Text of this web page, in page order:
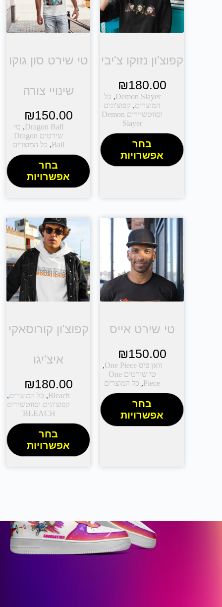
קפוצ'ון נזוקו צ'יבי
₪180.00
Demon Slayer
, כל
המוצרים, קפוצ'ונים
וסווטשיירים Demon
Slayer
בחר
אפשרויות
טי שירט סון גוקו
שינויי צורה
₪150.00
Dragon Ball
, טי
שירטים Dragon
Ball
, כל המוצרים
בחר
אפשרויות
טי שירט אייס
₪150.00
וואן פיס One Piece
,
טי שירטים One
Piece
, כל המוצרים
בחר
אפשרויות
קפוצ'ון קורוסאקי
איצ'יגו
₪180.00
Bleach
, כל המוצרים,
קפוצ'ונים וסווטשירים
BLEACH'
בחר
אפשרויות